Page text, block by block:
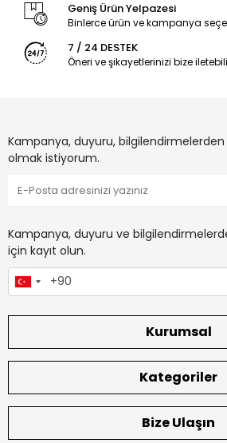
Geniş Ürün Yelpazesi
Binlerce ürün ve kampanya
7 / 24 DESTEK
Öneri ve şikayetlerinizi bize
Kampanya, duyuru,
olmak istiyorum.
Kampanya, duyuru ve
için kayıt olun.
Kurumsal
Kategoriler
Bize Ulaşın